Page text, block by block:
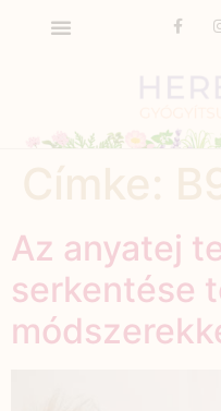
Az anyatej
serkentése